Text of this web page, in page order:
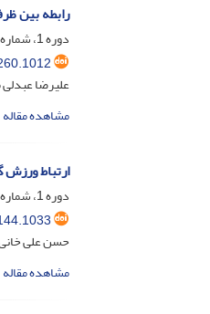
رابطه بین
دوره 1، شماره 2، تیر 1403، صفحه
علیرضا
مشاهده مقاله
ارتباط
دوره 1، شماره 4، دی 1403، صفحه
حسن علی
مشاهده مقاله